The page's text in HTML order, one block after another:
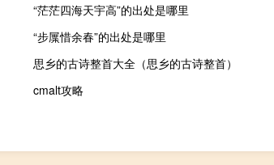
“茫茫四海天宇高”的出处是哪里
“步屟惜余春”的出处是哪里
思乡的古诗整首大全（思乡的古诗整首）
cmalt攻略